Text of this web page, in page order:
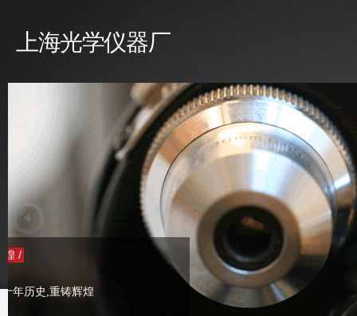
上海光学仪器厂
/ 上海光学仪器厂介绍 /
上海光学仪器厂，曾经为发展民族工业，填补国内空
白，奠定了国家光学工业的系列化， 并先后与德国蔡